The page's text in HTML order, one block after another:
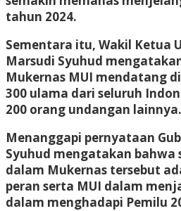
tahun 2024.
Sementara itu, Wakil Ketua
Marsudi Syuhud
Mukernas MUI mendatang
300 ulama dari seluruh
200 orang undangan lainnya.
Menanggapi pernyataan
Syuhud mengatakan bahwa
dalam Mukernas tersebut
peran serta MUI dalam
dalam menghadapi Pemilu